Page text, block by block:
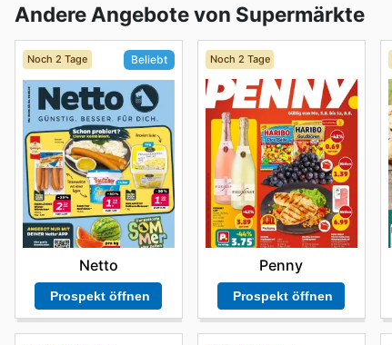
Andere Angebote von Supermärkte
Noch 2 Tage Beliebt
Netto
Prospekt öffnen
Noch 2 Tage
Penny
Prospekt öffnen